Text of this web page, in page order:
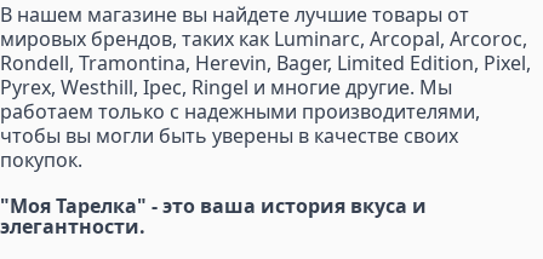
В нашем магазине вы найдете лучшие товары от
мировых брендов, таких как Luminarc, Arcopal, Arcoroc,
Rondell, Tramontina, Herevin, Bager, Limited Edition, Pixel,
Pyrex, Westhill, Ipec, Ringel и многие другие. Мы
работаем только с надежными производителями,
чтобы вы могли быть уверены в качестве своих
покупок.
"Моя Тарелка" - это ваша история вкуса и
элегантности.